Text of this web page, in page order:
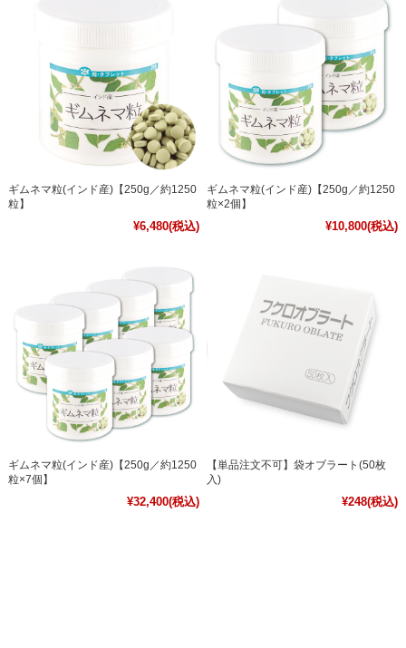
ギムネマ粒(インド産)【250g／約1250
粒】
¥6,480(税込)
ギムネマ粒(インド産)【250g／約1250
粒×2個】
¥10,800(税込)
ギムネマ粒(インド産)【250g／約1250
粒×7個】
¥32,400(税込)
【単品注文不可】袋オブラート(50枚
入)
¥248(税込)